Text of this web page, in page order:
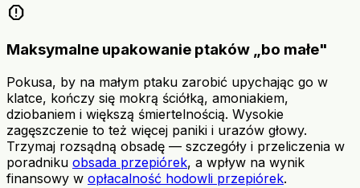
report
Maksymalne upakowanie ptaków „bo małe"
Pokusa, by na małym ptaku zarobić upychając go w
klatce, kończy się mokrą ściółką, amoniakiem,
dziobaniem i większą śmiertelnością. Wysokie
zagęszczenie to też więcej paniki i urazów głowy.
Trzymaj rozsądną obsadę — szczegóły i przeliczenia w
poradniku obsada przepiórek, a wpływ na wynik
finansowy w opłacalność hodowli przepiórek.